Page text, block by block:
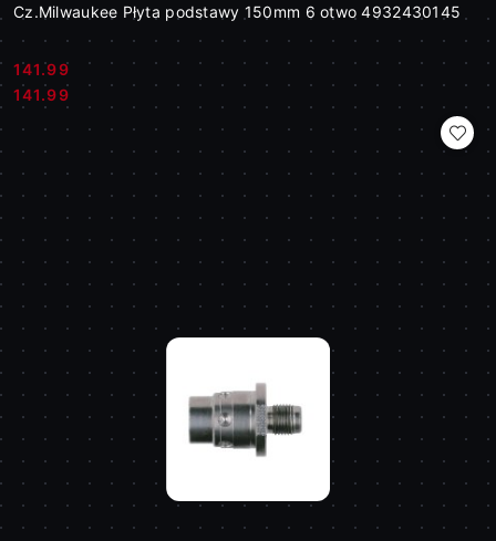
Cz.Milwaukee Płyta podstawy 150mm 6 otwo 4932430145
Cena:
141.99
Cena:
141.99